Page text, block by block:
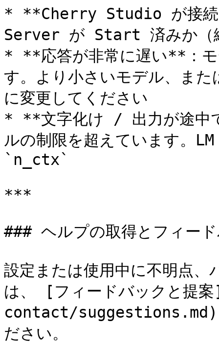
* **Cherry Studio が接続
Server が Start 済みか（緑
* **応答が非常に遅い**：
す。より小さいモデル、ま
に変更してください
* **文字化け / 出力が途中
ルの制限を超えています。
`n_ctx`
***
### ヘルプの取得とフィー
設定または使用中に不明点、
は、 [フィードバックと
contact/suggestions.md)
ださい。